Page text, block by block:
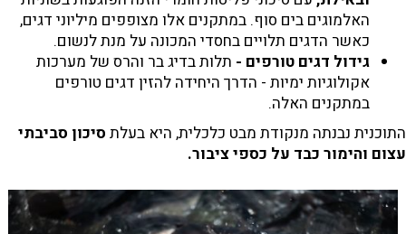
האלמוגים בים סוף. במתקנים אלו מצופפים מיליוני דגים,
כאשר הדגים תלויים בחסדי המכונה על מנת לנשום.
גידול דגים טורפים - תלות בדיג בר והרס של מערכות
אקולוגיות ימיות - הדרך היחידה להזין דגים טורפים
במתקנים האלה.
התוכנית נבנתה מנקודת מבט כלכלית, היא בעלת סיכון סביבתי
עצום והימור כבד על כספי ציבור.